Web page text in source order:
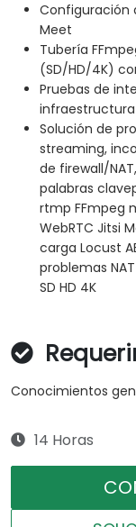
Configuración
Meet
Tubería
(SD/HD/4K)
Pruebas de
Solución de
streaming,
de firewall/
palabras
rtmp FFmpeg
WebRTC Jitsi
carga Locust
problemas
SD HD 4K
Conocimientos
14 Horas